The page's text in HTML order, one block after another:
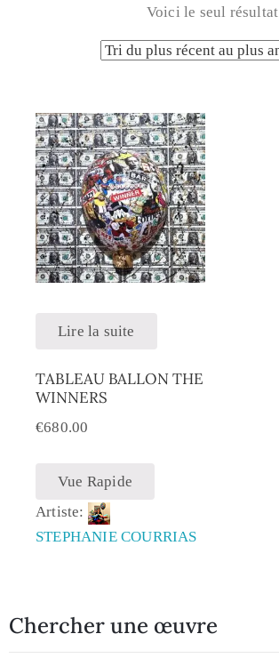
Voici le seul résultat
Lire la suite
TABLEAU BALLON THE
WINNERS
€680.00
Vue Rapide
Artiste:
STEPHANIE COURRIAS
Chercher une œuvre